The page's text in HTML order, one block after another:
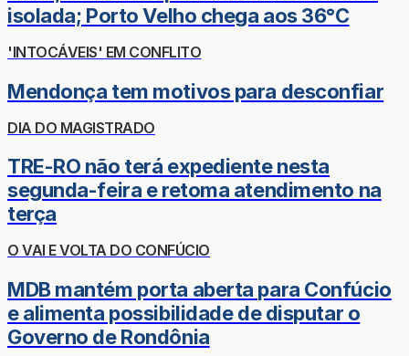
isolada; Porto Velho chega aos 36°C
'INTOCÁVEIS' EM CONFLITO
Mendonça tem motivos para desconfiar
DIA DO MAGISTRADO
TRE-RO não terá expediente nesta
segunda-feira e retoma atendimento na
terça
O VAI E VOLTA DO CONFÚCIO
MDB mantém porta aberta para Confúcio
e alimenta possibilidade de disputar o
Governo de Rondônia